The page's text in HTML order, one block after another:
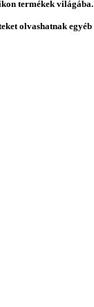
termékek világába.
olvashatnak egyéb